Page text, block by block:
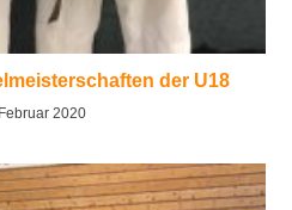
der U18
2020